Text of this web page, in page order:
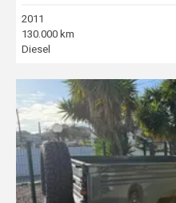
2011
130.000 km
Diesel